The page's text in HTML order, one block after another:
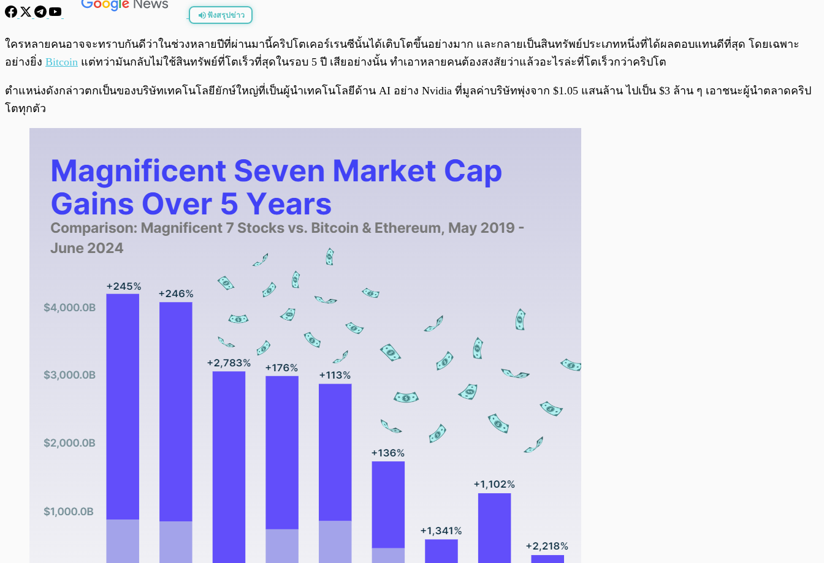
ฟังสรุปข่าว
0:00/
ใครหลายคนอาจจะทราบกันดีว่าในช่วงหลายปีที่ผ่านมานี้คริปโตเคอร์เรนซีนั้นได้เติบโตขึ้นอย่างมาก และกลายเป็นสินทรัพย์ประเภทหนึ่งที่ได้ผลตอบแทนดีที่สุด โดยเฉพาะ
อย่างยิ่ง Bitcoin แต่ทว่ามันกลับไม่ใช้สินทรัพย์ที่โตเร็วที่สุดในรอบ 5 ปี เสียอย่างนั้น ทำเอาหลายคนต้องสงสัยว่าแล้วอะไรล่ะที่โตเร็วกว่าคริปโต
ตำแหน่งดังกล่าวตกเป็นของบริษัทเทคโนโลยียักษ์ใหญ่ที่เป็นผู้นำเทคโนโลยีด้าน AI อย่าง Nvidia ที่มูลค่าบริษัทพุ่งจาก $1.05 แสนล้าน ไปเป็น $3 ล้าน ๆ เอาชนะผู้นำตลาดคริป
โตทุกตัว